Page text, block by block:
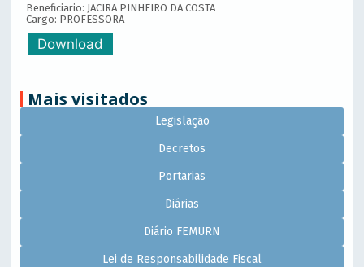
Beneficiario: JACIRA PINHEIRO DA COSTA
Cargo: PROFESSORA
Download
Mais visitados
Legislação
Decretos
Portarias
Diárias
Diário FEMURN
Lei de Responsabilidade Fiscal